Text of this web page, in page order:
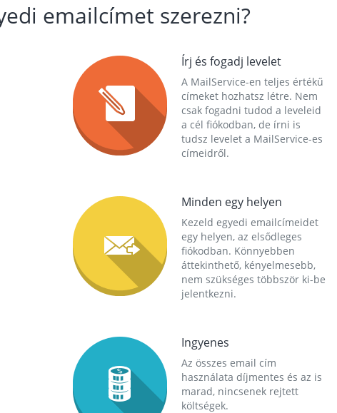
emailcímet szerezni?
Írj és fogadj levelet
A MailService-en teljes értékű
címeket hozhatsz létre. Nem
csak fogadni tudod a leveleid
a cél fiókodban, de írni is
tudsz levelet a MailService-es
címeidről.
Minden egy helyen
Kezeld egyedi emailcímeidet
egy helyen, az elsődleges
fiókodban. Könnyebben
áttekinthető, kényelmesebb,
nem szükséges többször ki-be
jelentkezni.
Ingyenes
Az összes email cím
használata díjmentes és az is
marad, nincsenek rejtett
költségek.